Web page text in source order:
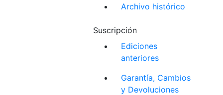
Archivo histórico
Suscripción
Ediciones
anteriores
Garantía, Cambios
y Devoluciones